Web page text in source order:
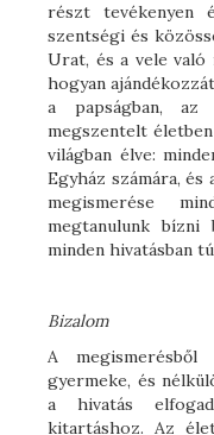
részt tevékenyen
szentségi és
Urat, és a vele való
hogyan
a papságban, az
megszentelt
világban élve:
Egyház számára,
megismerése
megtanulunk bízni
minden hivatásban
Bizalom
A
gyermeke, és
a hivatás
kitartáshoz. Az